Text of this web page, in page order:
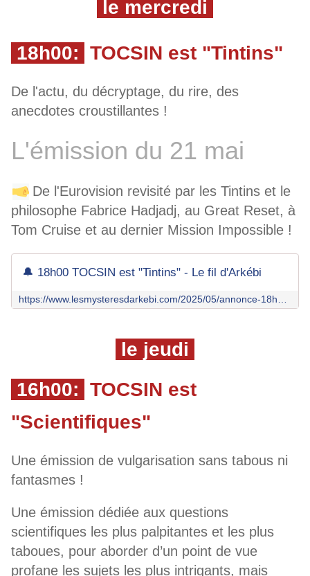
le mercredi
18h00: TOCSIN est "Tintins"
De l'actu, du décryptage, du rire, des
anecdotes croustillantes !
L'émission du 21 mai
De l'Eurovision revisité par les Tintins et le
philosophe Fabrice Hadjadj, au Great Reset, à
Tom Cruise et au dernier Mission Impossible !
🔔 18h00 TOCSIN est "Tintins" - Le fil d'Arkébi
le jeudi
16h00: TOCSIN est
"Scientifiques"
Une émission de vulgarisation sans tabous ni
fantasmes !
Une émission dédiée aux questions
scientifiques les plus palpitantes et les plus
taboues, pour aborder d’un point de vue
profane les sujets les plus intrigants, mais